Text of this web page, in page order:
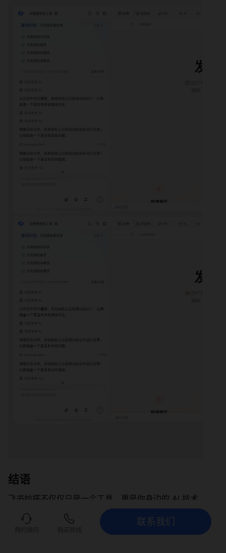
结语
飞书妙搭不仅仅只是一个工具，更是你身边的 AI 技术
合伙人。从
「灵感探索」 到「多人协作」，从「自动化
任务」
「专业运维」
，飞书妙搭正在用 AI 的力量赋
联系我们
预约顾问 购买热线
联系我们